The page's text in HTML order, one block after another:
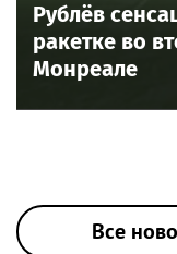
Рублёв
ракетке во
Монреале
Все